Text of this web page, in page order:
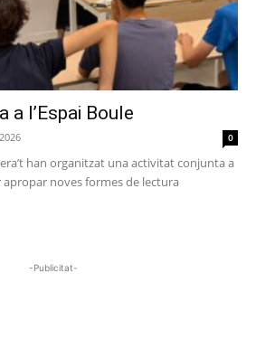
a l’Espai Boule
0
han organitzat una activitat conjunta a
apropar noves formes de lectura
-Publicitat-